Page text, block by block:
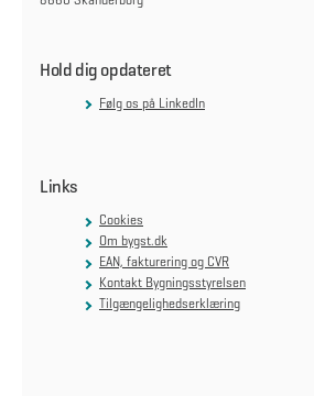
Hold dig opdateret
Følg os på LinkedIn
Links
Cookies
Om bygst.dk
EAN, fakturering og CVR
Kontakt Bygningsstyrelsen
Tilgængelighedserklæring